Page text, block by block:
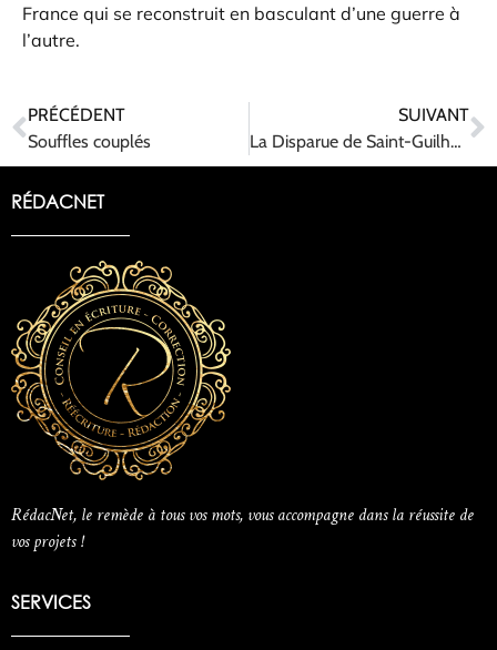
France qui se reconstruit en basculant d’une guerre à
l’autre.
PRÉCÉDENT
Souffles couplés
SUIVANT
La Disparue de Saint-Guilhem-Le-Désert
RÉDACNET
RédacNet, le remède à tous vos mots, vous accompagne dans la réussite de
vos projets !
SERVICES